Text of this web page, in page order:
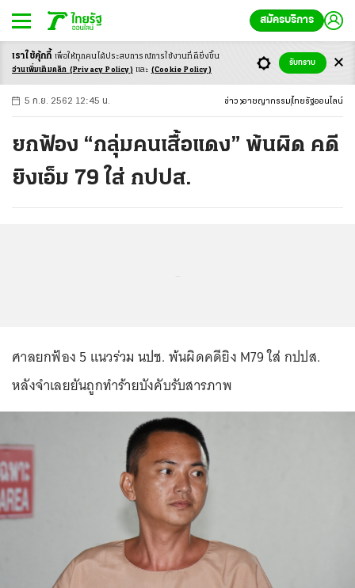
สมัครบริการ
-ก ก ก+
5 ก.ย. 2562 12:45 น. ข่าว อาชญากรรม ไทยรัฐออนไลน์
ยกฟ้อง “กลุ่มคนเสื้อแดง” พ้นผิด คดี
ยิงเอ็ม 79 ใส่ กปปส.
ศาลยกฟ้อง 5 แนวร่วม นปช. พ้นผิดคดียิง M79 ใส่ กปปส.
หลังจำเลยยันถูกทำร้ายบังคับรับสารภาพ
เราใช้คุ้กกี้ เพื่อให้ทุกคนได้ประสบการณ์การใช้งานที่ดียิ่งขึ้น
อ่านเพิ่มเติมคลิก (Privacy Policy) และ (Cookie Policy)
รับทราบ